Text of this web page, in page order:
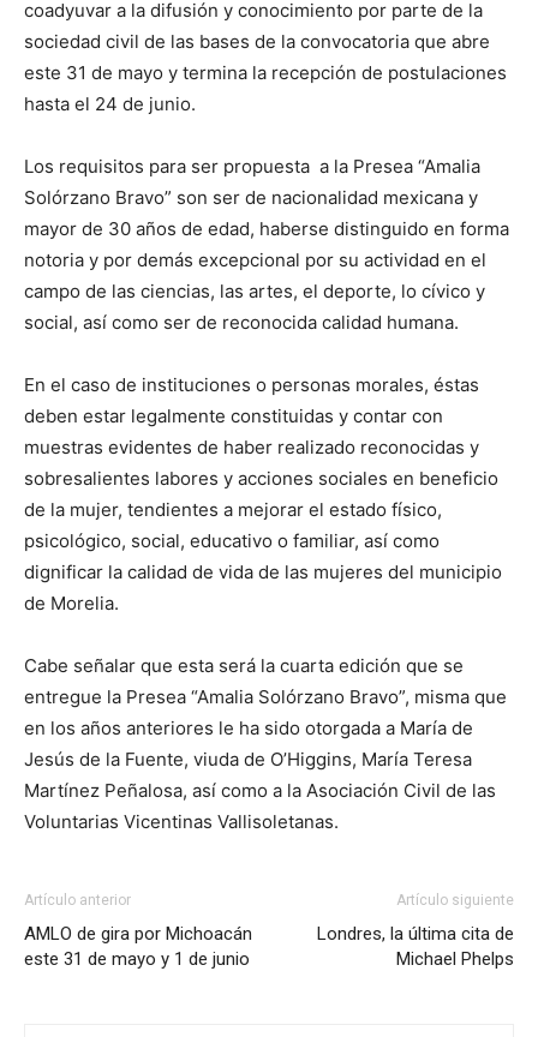
coadyuvar a la difusión y conocimiento por parte de la
sociedad civil de las bases de la convocatoria que abre
este 31 de mayo y termina la recepción de postulaciones
hasta el 24 de junio.
Los requisitos para ser propuesta a la Presea “Amalia
Solórzano Bravo” son ser de nacionalidad mexicana y
mayor de 30 años de edad, haberse distinguido en forma
notoria y por demás excepcional por su actividad en el
campo de las ciencias, las artes, el deporte, lo cívico y
social, así como ser de reconocida calidad humana.
En el caso de instituciones o personas morales, éstas
deben estar legalmente constituidas y contar con
muestras evidentes de haber realizado reconocidas y
sobresalientes labores y acciones sociales en beneficio
de la mujer, tendientes a mejorar el estado físico,
psicológico, social, educativo o familiar, así como
dignificar la calidad de vida de las mujeres del municipio
de Morelia.
Cabe señalar que esta será la cuarta edición que se
entregue la Presea “Amalia Solórzano Bravo”, misma que
en los años anteriores le ha sido otorgada a María de
Jesús de la Fuente, viuda de O’Higgins, María Teresa
Martínez Peñalosa, así como a la Asociación Civil de las
Voluntarias Vicentinas Vallisoletanas.
Artículo anterior
AMLO de gira por Michoacán
este 31 de mayo y 1 de junio
Artículo siguiente
Londres, la última cita de
Michael Phelps